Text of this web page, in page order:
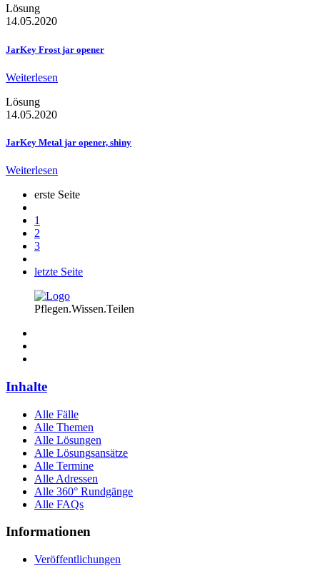
Lösung
14.05.2020
JarKey Frost jar opener
Weiterlesen
Lösung
14.05.2020
JarKey Metal jar opener, shiny
Weiterlesen
erste Seite
1
2
3
letzte Seite
Pflegen.Wissen.Teilen
Inhalte
Alle Fälle
Alle Themen
Alle Lösungen
Alle Lösungsansätze
Alle Termine
Alle Adressen
Alle 360° Rundgänge
Alle FAQs
Informationen
Veröffentlichungen